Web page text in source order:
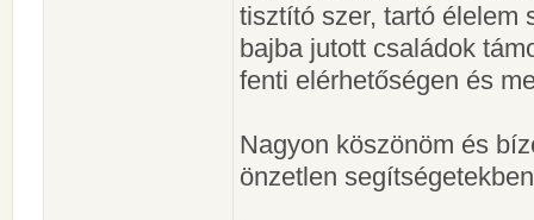
tisztító szer, tartó élelem
bajba jutott családok
fenti elérhetőségen és
Nagyon köszönöm és
önzetlen